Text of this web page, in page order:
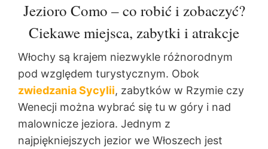
Jezioro Como – co robić i zobaczyć?
Ciekawe miejsca, zabytki i atrakcje
Włochy są krajem niezwykle różnorodnym
pod względem turystycznym. Obok
zwiedzania Sycylii, zabytków w Rzymie czy
Wenecji można wybrać się tu w góry i nad
malownicze jeziora. Jednym z
najpiękniejszych jezior we Włoszech jest